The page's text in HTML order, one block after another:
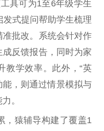
具可为1至6年级学生
式提问帮助学生梳理
批改。系统会针对作
反馈报告，同时为家
教学效率。此外，“英
能，则通过情景模拟与
。
，猿辅导构建了覆盖1